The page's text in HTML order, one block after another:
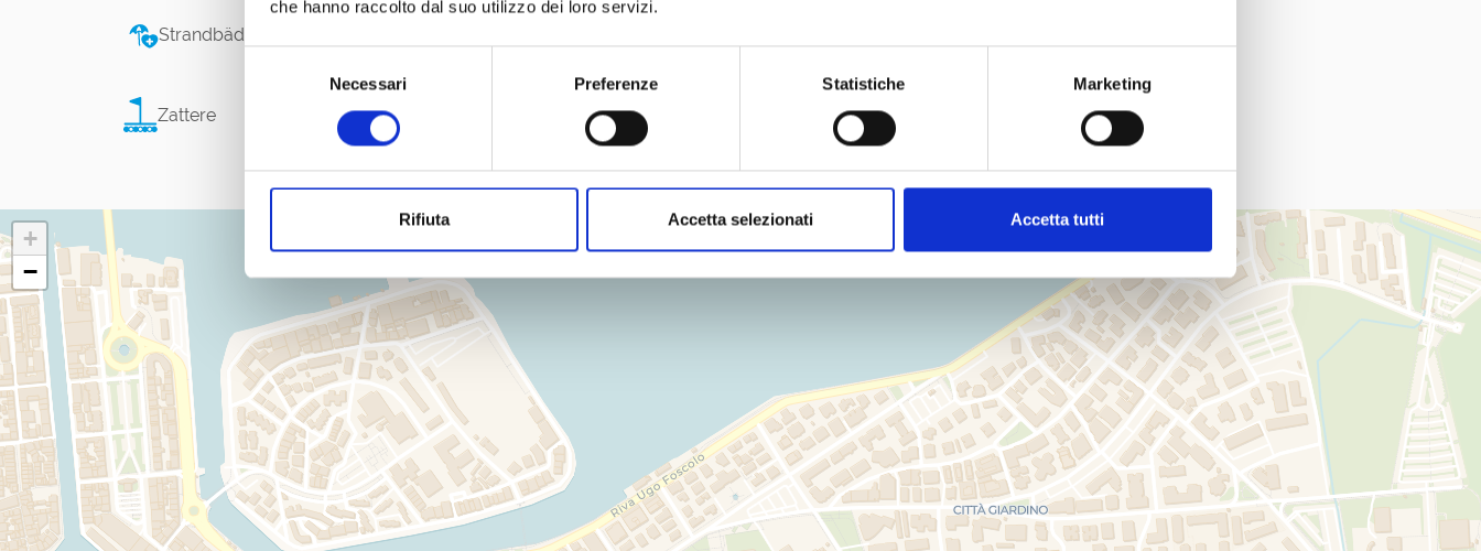
che hanno raccolto dal suo utilizzo dei loro servizi.
Necessari Preferenze Statistiche Marketing
Rifiuta Accetta selezionati Accetta tutti
Strandbäder mit Defibrillator
Zattere
+
−